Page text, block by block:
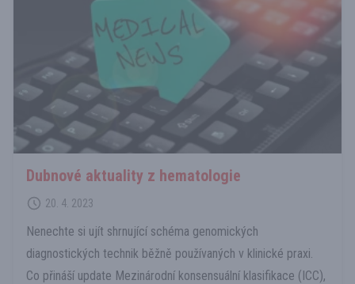
Dubnové aktuality z hematologie
20. 4. 2023
Nenechte si ujít shrnující schéma genomických
diagnostických technik běžně používaných v klinické praxi.
Co přináší update Mezinárodní konsensuální klasifikace (ICC),